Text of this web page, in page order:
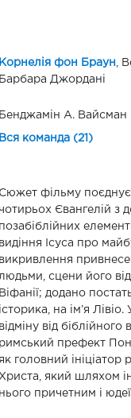
Корнелія фон Браун ,
Барбара Джордані
Бенджамін А. Вайсман
Вся команда (21)
Сюжет фільму поєднує
чотирьох Євангелій з
позабіблійних
видіння Ісуса про
викривлення
людьми, сцени його
Віфанії; додано
історика, на ім’я Лівіо.
відміну від біблійного
римський префект
головний ініціатор
Христа, який шляхом
нього причетним і